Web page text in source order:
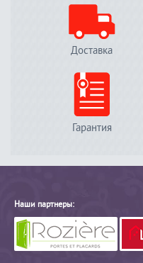
Доставка
Гарантия
Наши партнеры: